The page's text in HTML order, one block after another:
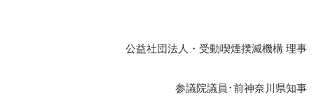
公益社団法人・受動喫煙撲滅機構 理事
参議院議員･前神奈川県知事